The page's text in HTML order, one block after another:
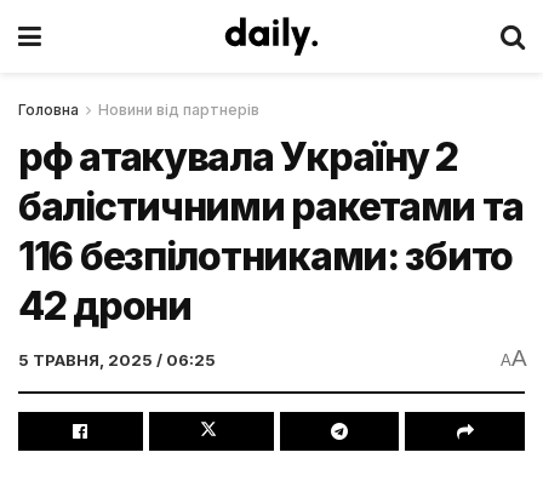
Головна Новини від партнерів
рф атакувала Україну 2
балістичними ракетами та
116 безпілотниками: збито
42 дрони
5 ТРАВНЯ, 2025 / 06:25 AA